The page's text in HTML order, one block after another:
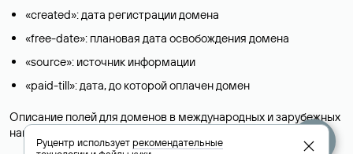
«created»: дата регистрации домена
«free-date»: плановая дата освобождения домена
«source»: источник информации
«paid-till»: дата, до которой оплачен домен
Описание полей для доменов в международных и зарубежных
национальных доменах представлены в разделе «
».
Руцентр используетрекомендательные